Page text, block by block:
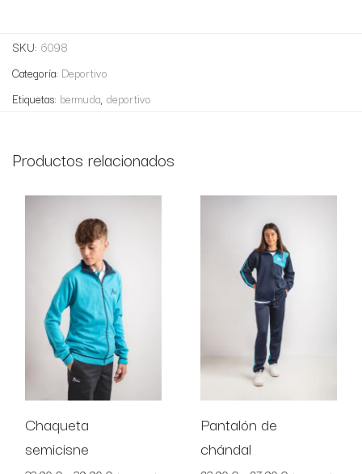
SKU: 6098
Categoría: Deportivo
Etiquetas: bermuda, deportivo
Productos relacionados
Chaqueta
semicisne
Pantalón de
chándal